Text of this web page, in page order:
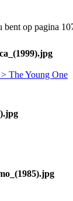
bent op pagina
The Young One